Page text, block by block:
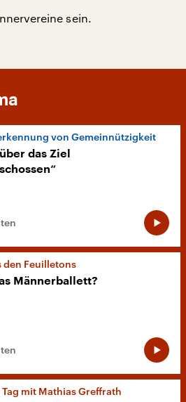
sein.
von Gemeinnützigkeit
das Ziel
den Feuilletons
Männerballett?
Tag mit Mathias Greffrath